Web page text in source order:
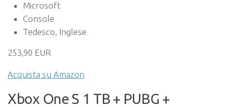
Microsoft
Console
Tedesco, Inglese
253,90 EUR
Acquista su Amazon
Xbox One S 1 TB + PUBG +